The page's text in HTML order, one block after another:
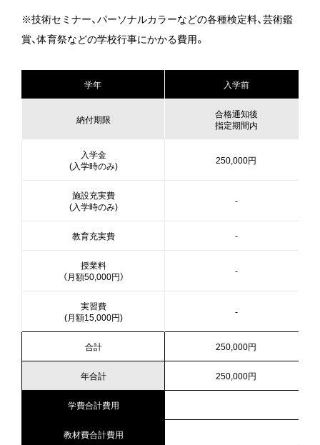
デジタルパンフレット
各種申込み・お問い合わせ
資料請求
オーキャン予約
情報公開
求人支援システム
Youtube
※技術セミナー、パーソナルカラーなどの各種検定料、芸術鑑
賞、体育祭などの学校行事にかかる費用。
学年 入学前
納付期限
合格通知後
指定期間内
入学金
(入学時のみ)
250,000円
施設充実費
(入学時のみ)
-
教育充実費 -
授業料
（月額50,000円）
-
実習費
(月額15,000円)
-
合計 250,000円
年合計 250,000円
学費合計費用
教材費合計費用